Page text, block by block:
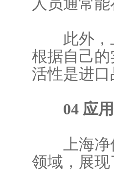
人员通常
此外，上
根据自己
活性是进
04 应用
上海净信
领域，展